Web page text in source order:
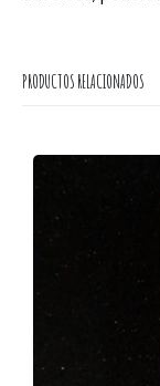
PRODUCTOS RELACIONADOS